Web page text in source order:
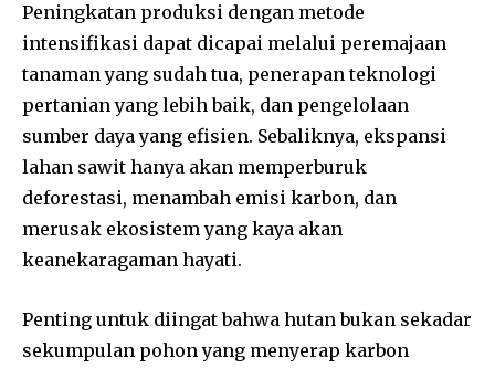
Peningkatan produksi dengan metode
intensifikasi dapat dicapai melalui peremajaan
tanaman yang sudah tua, penerapan teknologi
pertanian yang lebih baik, dan pengelolaan
sumber daya yang efisien. Sebaliknya, ekspansi
lahan sawit hanya akan memperburuk
deforestasi, menambah emisi karbon, dan
merusak ekosistem yang kaya akan
keanekaragaman hayati.
Penting untuk diingat bahwa hutan bukan sekadar
sekumpulan pohon yang menyerap karbon